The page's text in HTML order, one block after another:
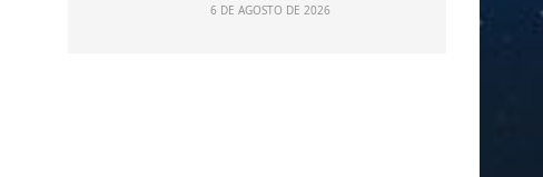
6 DE AGOSTO DE 2026